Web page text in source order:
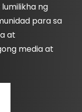
ng
para sa
at
media at